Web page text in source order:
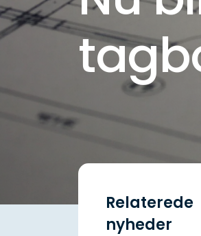
Relaterede
nyheder